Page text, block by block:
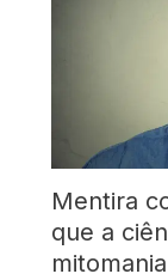
Mentira
que a